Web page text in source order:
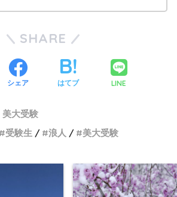
SHARE
シェア はてブ LINE
美大受験
受験生 浪人 美大受験